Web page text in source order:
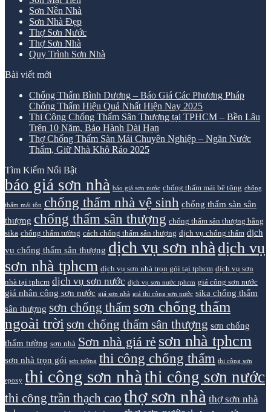
Sơn Nền Nhà
Sơn Nhà Đẹp
Thợ Sơn Nước
Thợ Sơn Nhà
Quy Trình Sơn Nhà
Bài viết mới
Chống Thấm Bình Dương – Báo Giá Các Phương Pháp
Chống Thấm Hiệu Quả Nhất Hiện Nay 2025
Thi Công Chống Thấm Sân Thượng tại TPHCM – Bền Lâu
Trên 10 Năm, Bảo Hành Dài Hạn
Thợ Chống Thấm Sàn Mái Chuyên Nghiệp – Ngăn Nước
Thấm, Giữ Nhà Khô Ráo 2025
Tìm Kiếm Nổi Bật
báo giá sơn nhà báo giá sơn nước chống thấm mái bê tông chống
thấm mái tôn chống thấm nhà vệ sinh chống thấm sàn sân
thượng chống thấm sân thượng chống thấm sân thượng bằng
sika chống thấm tường cách chống thấm sân thượng dịch vụ chống thấm dịch
vụ chống thấm sân thượng dịch vụ sơn nhà dịch vụ
sơn nhà tphcm dịch vụ sơn nhà trọn gói tại tphcm dịch vụ sơn
nhà tại tphcm dịch vụ sơn nước dịch vụ sơn nước tphcm giá công sơn nước
giá nhân công sơn nước giá sơn nhà giá thi công sơn nước sika chống thấm
sân thượng sơn chống thấm sơn chống thấm
ngoài trời sơn chống thấm sân thượng sơn chống
thấm tường sơn nhà Sơn nhà giá rẻ sơn nhà tphcm
sơn nhà trọn gói sơn tường thi công chống thấm thi công sơn
epoxy thi công sơn nhà thi công sơn nước
thi công trần thạch cao thợ sơn nhà thợ sơn nhà